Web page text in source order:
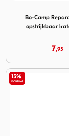
Bo-Camp
opstrijkbaar
7,95
13%
KORTING